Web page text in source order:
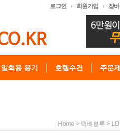
로그인 회원가입 장
일회용 용기 호텔수건 주문
Home > 택배봉투 >